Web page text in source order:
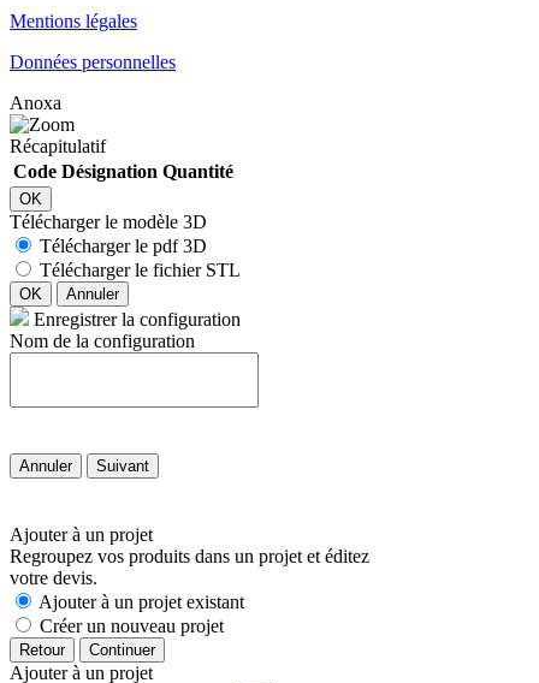
Mentions légales
Données personnelles
Anoxa
Récapitulatif
Code Désignation Quantité
OK
Télécharger le modèle 3D
Télécharger le pdf 3D
Télécharger le fichier STL
OK Annuler
Enregistrer la configuration
Nom de la configuration
Annuler Suivant
Ajouter à un projet
Regroupez vos produits dans un projet et éditez
votre devis.
Ajouter à un projet existant
Créer un nouveau projet
Retour Continuer
Ajouter à un projet